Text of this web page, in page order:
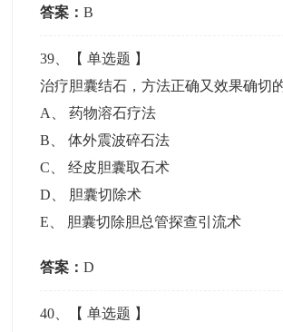
答案：B
39 、【单选题 】
治疗胆囊结石，方法正确又效果确切
A
、药物溶石疗法
B 、体外震波碎石法
C 、经皮胆囊取石术
D
胆囊切除术
E
胆囊切除胆总管探查引流术
答案：D
40 、【单选题 】